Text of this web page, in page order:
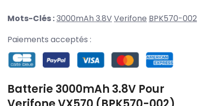
Mots-Clés :3000mAh 3.8VVerifone BPK570-002
Paiements acceptés :
Batterie 3000mAh 3.8V Pour